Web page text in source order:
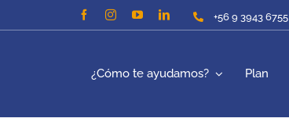
+56 9 3943 6755
¿Cómo te ayudamos? Plan